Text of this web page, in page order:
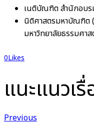
เนติบัณฑิต สำนักอบ
นิติศาสตรมหาบัณฑิต
มหาวิทยาลัยธรรมศา
0Likes
แนะแนวเรื่
Previous